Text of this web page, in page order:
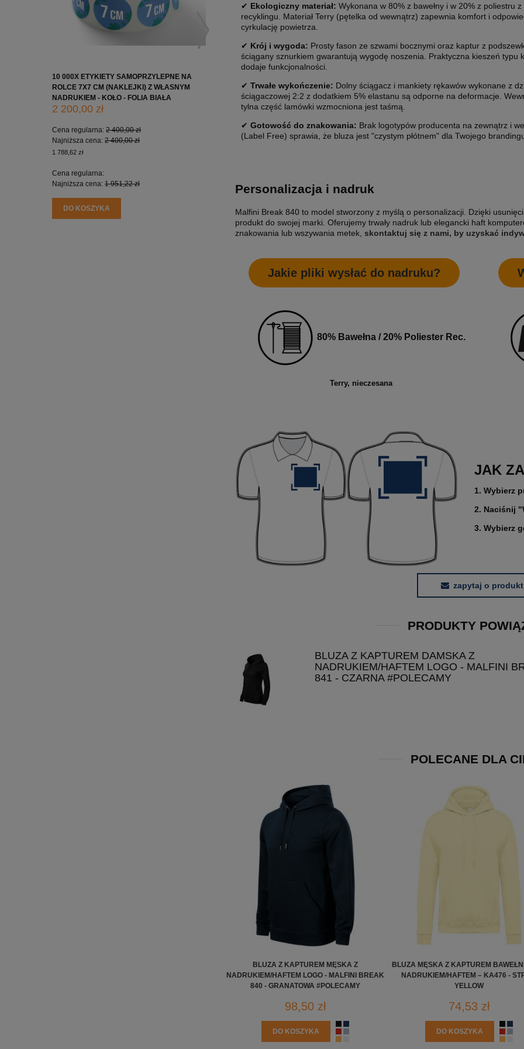
10 000X ETYKIETY SAMOPRZYLEPNE NA
ROLCE 7X7 CM (NAKLEJKI) Z WŁASNYM
NADRUKIEM - KOŁO - FOLIA BIAŁA
2 200,00 zł
Cena regularna: 2 400,00 zł
Najniższa cena: 2 400,00 zł
1 788,62 zł
Cena regularna:
Najniższa cena: 1 951,22 zł
DO KOSZYKA
ROLCE 5X5 CM (NAKLEJKI) Z WŁASNYM
NADRUKIEM - KOŁO - FOLIA BIAŁA
1 650,00 zł
Cena regularna:1 850,00 zł
Najniższa cena:1 850,00 zł
Najniższa cena:
1 504,07 zł
DO KOSZYKA
ROLCE 7X7 CM (NAKLEJKI) Z
NADRUKIEM - KWADRAT - FOLIA
2 200,00 zł
Cena regularna:2 400,00 zł
Najniższa cena: 2 400,00 zł
DO KOSZYKA
✔ Ekologiczny materiał: Wykonana w 80% z bawełny i w 20% z poliestru z
recyklingu. Materiał Terry (pętelka od wewnątrz) zapewnia komfort i
cyrkulację powietrza.
✔ Krój i wygoda: Prosty fason ze szwami bocznymi oraz kaptur z
ściągany sznurkiem gwarantują wygodę noszenia. Praktyczna kieszeń typu
dodaje funkcjonalności.
✔ Trwałe wykończenie: Dolny ściągacz i mankiety rękawów wykonane z
ściągaczowej 2:2 z dodatkiem 5% elastanu są odporne na deformacje.
tylna część lamówki wzmocniona jest taśmą.
✔ Gotowość do znakowania: Brak logotypów producenta na zewnątrz i
(Label Free) sprawia, że bluza jest "czystym płótnem" dla Twojego
Personalizacja i nadruk
Malfini Break 840 to model stworzony z myślą o personalizacji. Dzięki
produkt do swojej marki. Oferujemy trwały nadruk lub elegancki haft
znakowania lub wszywania metek, skontaktuj się z nami, by uzyskać
Jakie pliki wysłać do nadruku?
80% Bawełna / 20% Poliester Rec.
Terry, nieczesana
JAK
1. Wybierz
2. Naciśnij
3. Wybierz
zapytaj o produkt
PRODUKTY
BLUZA Z KAPTUREM DAMSKA Z
NADRUKIEM/HAFTEM LOGO - MALFINI
841 - CZARNA #POLECAMY
POLECANE DLA
BLUZA Z KAPTUREM MĘSKA Z
NADRUKIEM/HAFTEM LOGO - MALFINI BREAK
840 - GRANATOWA #POLECAMY
98,50 zł
DO KOSZYKA
BLUZA MĘSKA Z KAPTUREM
NADRUKIEM/HAFTEM – KA476 -
YELLOW
74,53 zł
DO KOSZYKA